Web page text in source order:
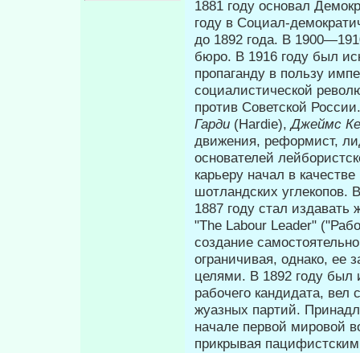
1881 году основал
году в Социал-
до 1892 года. В
бюро. В 1916 году был
пропаганду в пользу
социалистической
против Советской
Гарди (Hardie),Джеймс
движения, реформист,
основателей
карьеру начал в
шотландских
1887 году стал
"The Labour Leader"
создание
ограничивая, однако, ее
целями. В 1892 году был
рабочего кандидата,
жуазных партий.
начале первой мировой
прикрывая